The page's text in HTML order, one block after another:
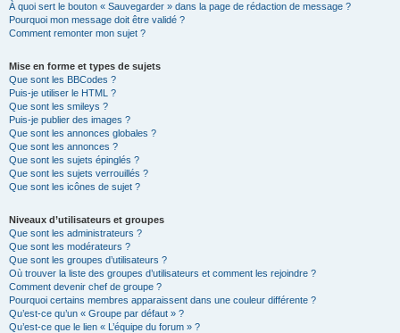
À quoi sert le bouton « Sauvegarder » dans la page de rédaction de message ?
Pourquoi mon message doit être validé ?
Comment remonter mon sujet ?
Mise en forme et types de sujets
Que sont les BBCodes ?
Puis-je utiliser le HTML ?
Que sont les smileys ?
Puis-je publier des images ?
Que sont les annonces globales ?
Que sont les annonces ?
Que sont les sujets épinglés ?
Que sont les sujets verrouillés ?
Que sont les icônes de sujet ?
Niveaux d’utilisateurs et groupes
Que sont les administrateurs ?
Que sont les modérateurs ?
Que sont les groupes d’utilisateurs ?
Où trouver la liste des groupes d’utilisateurs et comment les rejoindre ?
Comment devenir chef de groupe ?
Pourquoi certains membres apparaissent dans une couleur différente ?
Qu’est-ce qu’un « Groupe par défaut » ?
Qu’est-ce que le lien « L’équipe du forum » ?